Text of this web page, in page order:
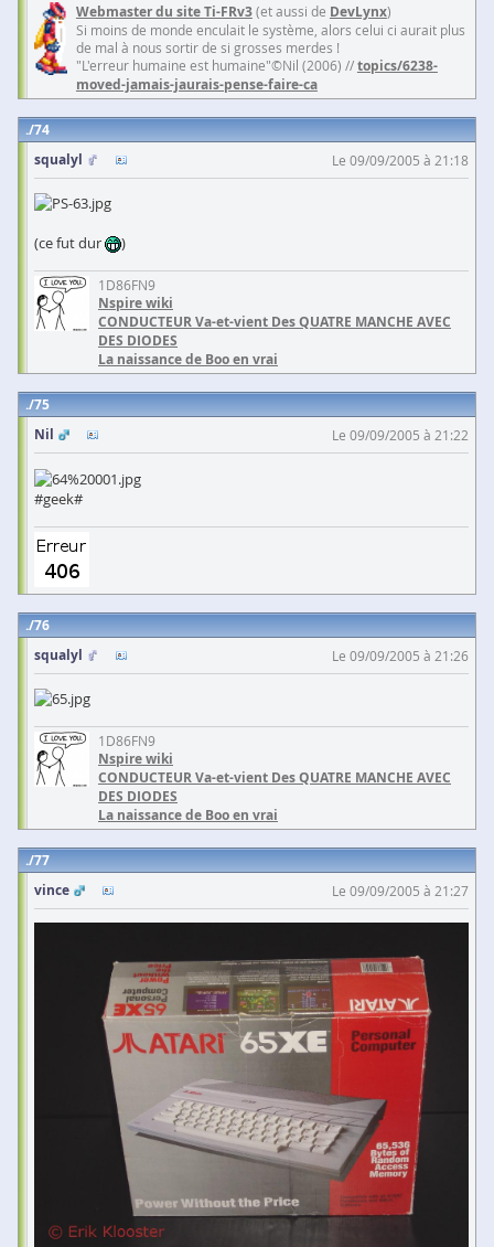
Webmaster du site Ti-FRv3(et aussi de DevLynx)
Si moins de monde enculait le système, alors celui ci aurait plus
de mal à nous sortir de si grosses merdes !
"L'erreur humaine est humaine"©Nil (2006) //topics/6238-
moved-jamais-jaurais-pense-faire-ca
74
squalyl
Le 09/09/2005 à 21:18
(ce fut dur )
1D86FN9
Nspire wiki
CONDUCTEUR Va-et-vient Des QUATRE MANCHE AVEC
DES DIODES
La naissance de Boo en vrai
75
Nil
Le 09/09/2005 à 21:22
#geek#
76
squalyl
Le 09/09/2005 à 21:26
1D86FN9
Nspire wiki
CONDUCTEUR Va-et-vient Des QUATRE MANCHE AVEC
DES DIODES
La naissance de Boo en vrai
77
vince
Le 09/09/2005 à 21:27